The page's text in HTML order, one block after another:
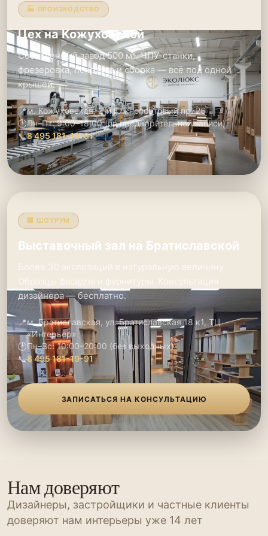
🏭 ПРОИЗВОДСТВО
Цех на Кожуховской
Собственный завод 500 м². ЧПУ-станки,
фрезеровка, покраска и сборка — всё под одной
крышей.
📍м. Кожуховская, 2-й Южнопортовый пр. 26
🕑Пн–Пт: 9:00–18:00 (по предварительной записи)
📞8 495 181-19-91
🏢 ШОУРУМ
Выставочный зал на Братиславской
Более 30 экспозиций в натуральную величину.
Образцы фасадов и фурнитуры. Консультация
дизайнера — бесплатно.
📍м. Братиславская, ул. Братиславская 18 к1, ТЦ
«Интерьер»
🕑Пн–Вс: 10:00–20:00 (без выходных)
📞8 495 181-19-91
ЗАПИСАТЬСЯ НА КОНСУЛЬТАЦИЮ
Нам доверяют
Дизайнеры, застройщики и частные клиенты
доверяют нам интерьеры уже 14 лет